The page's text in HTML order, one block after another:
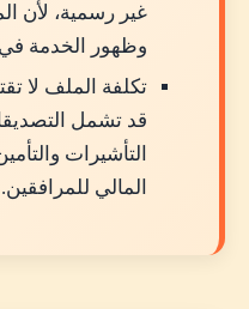
ما هو السن المسموح
هل يمكن عمل استقدام
مدة الموافقة على طلب
أسباب رفض أو تعطيل
غير رسمية، لأن
وظهور الخدمة في
تكلفة الملف لا
قد تشمل
التأشيرات
المالي للمرافقين.